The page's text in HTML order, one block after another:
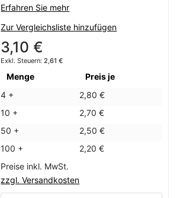
Erfahren Sie mehr
Zur Vergleichsliste hinzufügen
3,10 €
2,61 €
Menge
Preis je
4 +
2,80 €
10 +
2,70 €
50 +
2,50 €
100 +
2,20 €
Preise inkl. MwSt.
zzgl. Versandkosten